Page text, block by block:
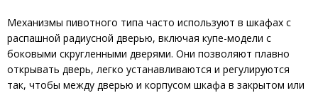
Механизмы пивотного типа часто используют в шкафах с
распашной радиусной дверью, включая купе-модели с
боковыми скругленными дверями. Они позволяют плавно
открывать дверь, легко устанавливаются и регулируются
так, чтобы между дверью и корпусом шкафа в закрытом или